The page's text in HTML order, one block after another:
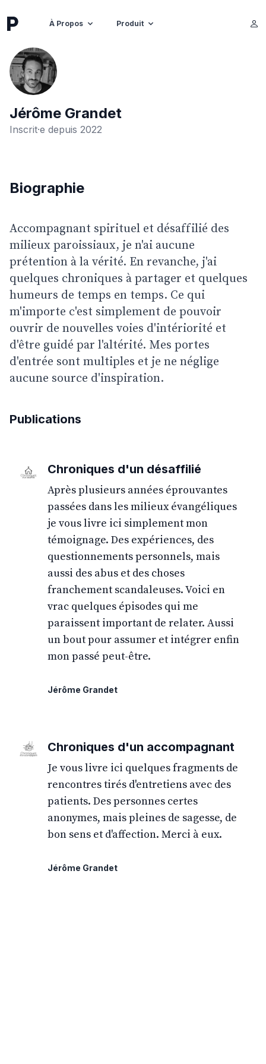
À Propos Produit
Jérôme Grandet
Inscrit·e depuis 2022
Biographie
Accompagnant spirituel et désaffilié des
milieux paroissiaux, je n'ai aucune
prétention à la vérité. En revanche, j'ai
quelques chroniques à partager et quelques
humeurs de temps en temps. Ce qui
m'importe c'est simplement de pouvoir
ouvrir de nouvelles voies d'intériorité et
d'être guidé par l'altérité. Mes portes
d'entrée sont multiples et je ne néglige
aucune source d'inspiration.
Publications
Chroniques d'un désaffilié
Après plusieurs années éprouvantes
passées dans les milieux évangéliques
je vous livre ici simplement mon
témoignage. Des expériences, des
questionnements personnels, mais
aussi des abus et des choses
franchement scandaleuses. Voici en
vrac quelques épisodes qui me
paraissent important de relater. Aussi
un bout pour assumer et intégrer enfin
mon passé peut-être.
Jérôme Grandet
Chroniques d'un accompagnant
Je vous livre ici quelques fragments de
rencontres tirés d'entretiens avec des
patients. Des personnes certes
anonymes, mais pleines de sagesse, de
bon sens et d'affection. Merci à eux.
Jérôme Grandet